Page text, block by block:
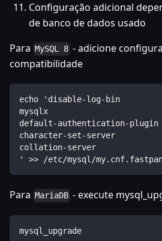
Configuração adicional
de banco de dados usado
Para MySQL 8 - adicione
compatibilidade
echo 'disable-log-bin
mysqlx
default-authentication-plugin
character-set-server
collation-server
' >> /etc/mysql/
Para MariaDB - execute
mysql_upgrade